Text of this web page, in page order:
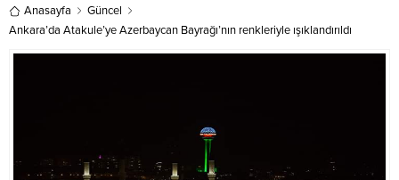
Anasayfa
Güncel
Ankara’da Atakule’ye Azerbaycan Bayrağı’nın renkleriyle ışıklandırıldı